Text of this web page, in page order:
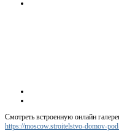
Смотреть встроенную онлайн
https://moscow.stroitelstvo-domov-